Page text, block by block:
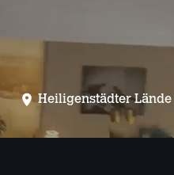
Heiligenstädter